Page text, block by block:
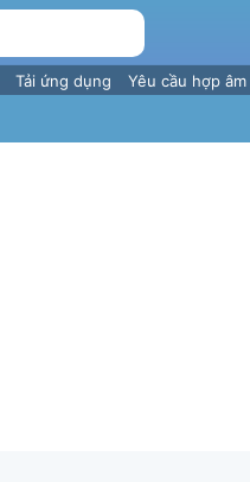
Tải ứng dụng Yêu cầu hợp âm